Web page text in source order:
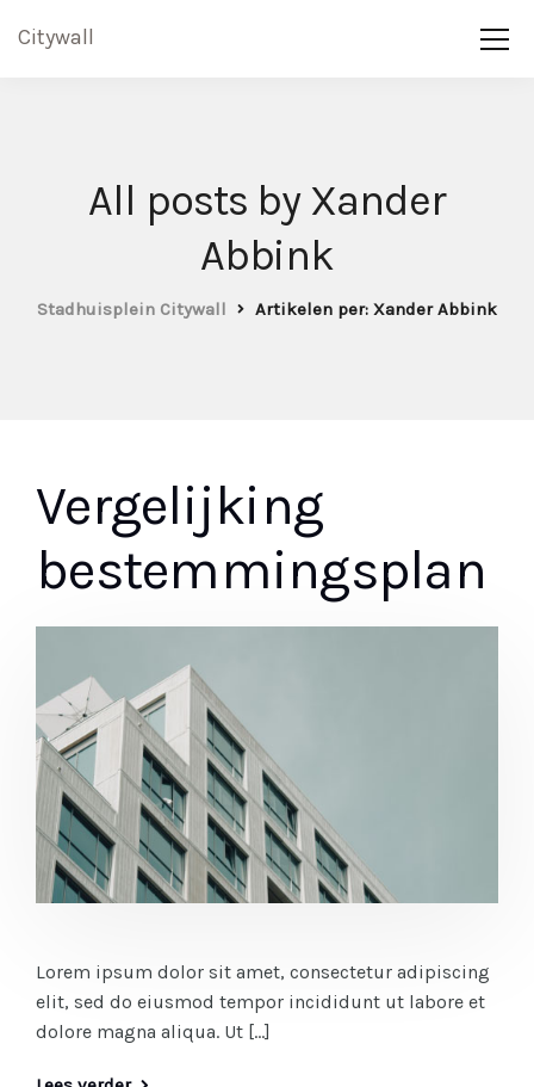
Citywall
All posts by Xander
Abbink
Stadhuisplein Citywall Artikelen per: Xander Abbink
Vergelijking
bestemmingsplan
Lorem ipsum dolor sit amet, consectetur adipiscing
elit, sed do eiusmod tempor incididunt ut labore et
dolore magna aliqua. Ut […]